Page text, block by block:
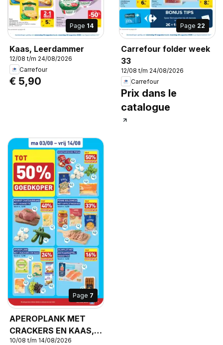
Page 14
Kaas, Leerdammer
12/08 t/m 24/08/2026
Carrefour
€ 5,90
Page 22
Carrefour folder week
33
12/08 t/m 24/08/2026
Carrefour
Prix dans le
catalogue
Page 7
APEROPLANK MET
CRACKERS EN KAAS,
Aperoplank met
10/08 t/m 14/08/2026